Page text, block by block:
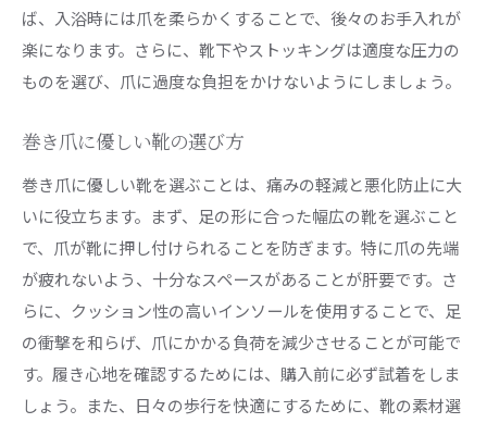
ば、入浴時には爪を柔らかくすることで、後々のお手入れが
楽になります。さらに、靴下やストッキングは適度な圧力の
ものを選び、爪に過度な負担をかけないようにしましょう。
巻き爪に優しい靴の選び方
巻き爪に優しい靴を選ぶことは、痛みの軽減と悪化防止に大
いに役立ちます。まず、足の形に合った幅広の靴を選ぶこと
で、爪が靴に押し付けられることを防ぎます。特に爪の先端
が疲れないよう、十分なスペースがあることが肝要です。さ
らに、クッション性の高いインソールを使用することで、足
の衝撃を和らげ、爪にかかる負荷を減少させることが可能で
す。履き心地を確認するためには、購入前に必ず試着をしま
しょう。また、日々の歩行を快適にするために、靴の素材選